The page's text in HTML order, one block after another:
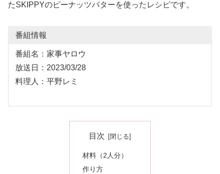
たSKIPPYのピーナッツバターを使ったレシピです。
番組情報
番組名：家事ヤロウ
放送日：2023/03/28
料理人：平野レミ
目次
材料（2人分）
作り方